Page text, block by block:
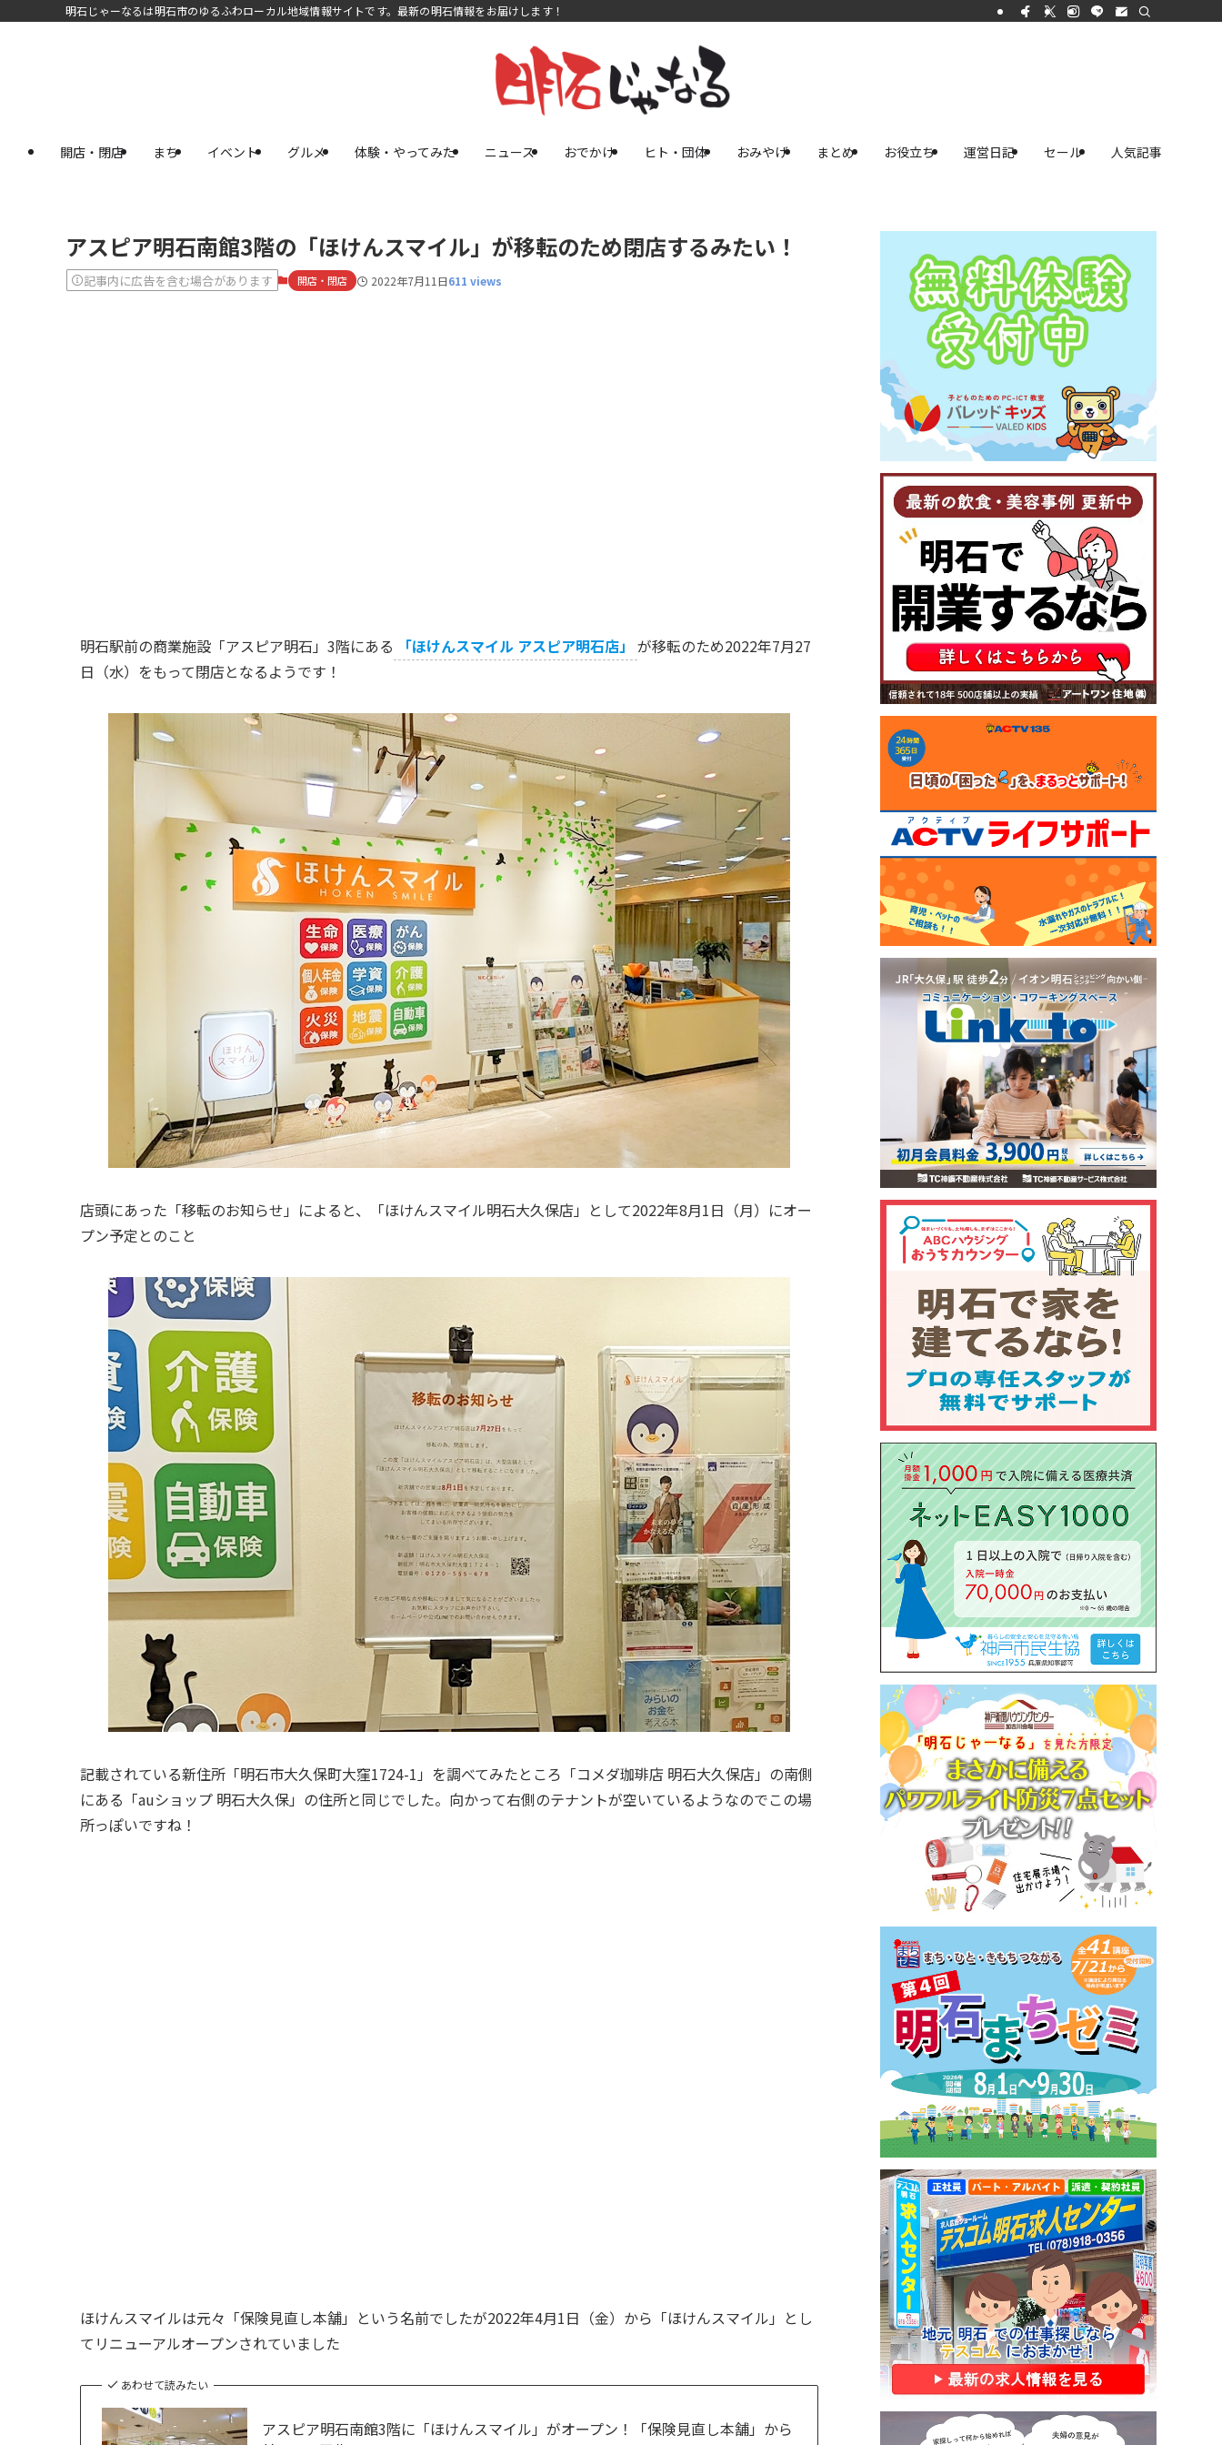
明石じゃーなるは明石市のゆるふわローカル地域情報サイトです。最新の明石情報をお届けします！
開店・閉店 まち イベント グルメ 体験・やってみた ニュース おでかけ ヒト・団体 おみやげ まとめ お役立ち 運営日記 セール 人気記事
アスピア明石南館3階の「ほけんスマイル」が移転のため閉店するみたい！
記事内に広告を含む場合があります 開店・閉店 2022年7月11日611 views
明石駅前の商業施設「アスピア明石」3階にある 「ほけんスマイル アスピア明石店」 が移転のため2022年7月27
日（水）をもって閉店となるようです！
店頭にあった「移転のお知らせ」によると、「ほけんスマイル明石大久保店」として2022年8月1日（月）にオー
プン予定とのこと
記載されている新住所「明石市大久保町大窪1724-1」を調べてみたところ「コメダ珈琲店 明石大久保店」の南側
にある「auショップ 明石大久保」の住所と同じでした。向かって右側のテナントが空いているようなのでこの場
所っぽいですね！
ほけんスマイルは元々「保険見直し本舗」という名前でしたが2022年4月1日（金）から「ほけんスマイル」とし
てリニューアルオープンされていました
あわせて読みたい
アスピア明石南館3階に「ほけんスマイル」がオープン！「保険見直し本舗」から